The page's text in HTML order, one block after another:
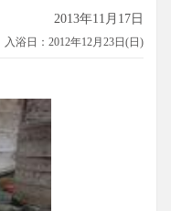
2013年11月17日
入浴日：2012年12月23日(日)